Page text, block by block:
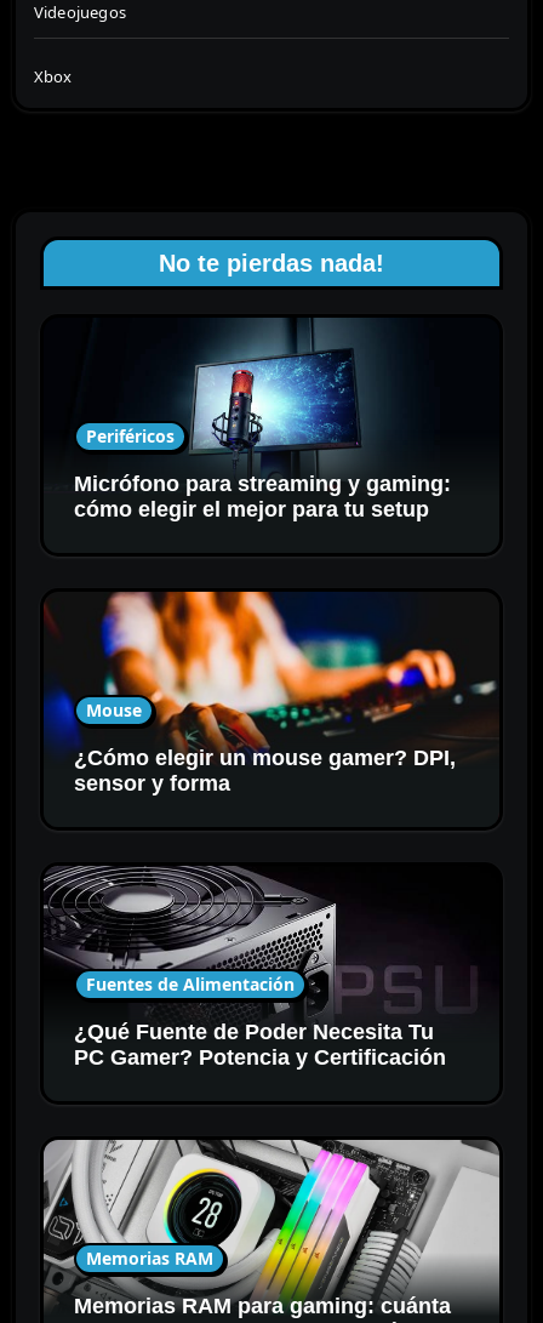
Videojuegos
Xbox
No te pierdas nada!
Periféricos
Micrófono para streaming y gaming:
cómo elegir el mejor para tu setup
Mouse
¿Cómo elegir un mouse gamer? DPI,
sensor y forma
Fuentes de Alimentación
¿Qué Fuente de Poder Necesita Tu
PC Gamer? Potencia y Certificación
Memorias RAM
Memorias RAM para gaming: cuánta